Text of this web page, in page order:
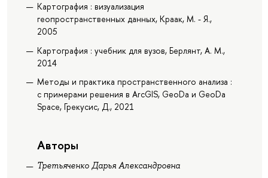
Картография : визуализация
геопространственных данных, Краак, М. - Я.,
2005
Картография : учебник для вузов, Берлянт, А. М.,
2014
Методы и практика пространственного анализа :
с примерами решения в ArcGIS, GeoDa и GeoDa
Space, Грекусис, Д., 2021
Авторы
Третьяченко Дарья Александровна